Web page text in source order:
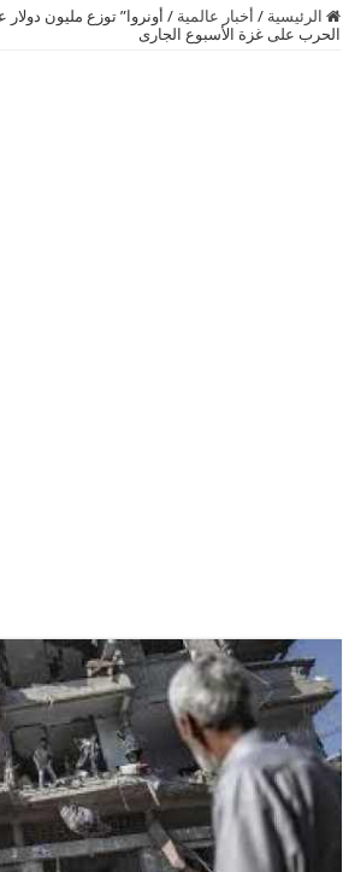
الرئيسية / أخبار عالمية /
الحرب على غزة الأسبوع الجارى